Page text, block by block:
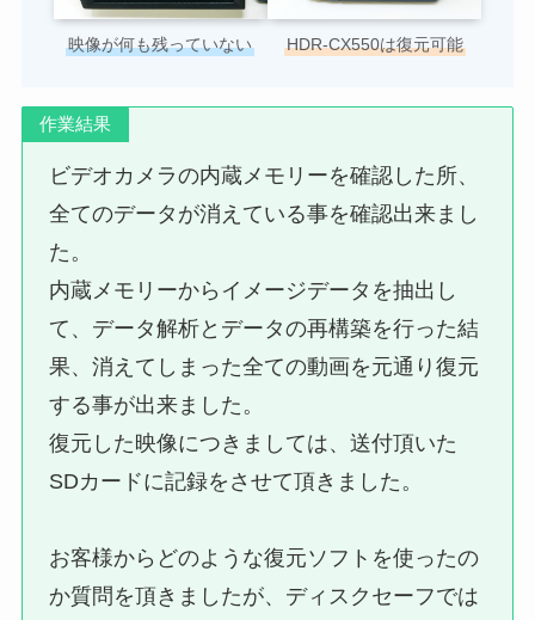
映像が何も残っていない HDR-CX550は復元可能
作業結果
ビデオカメラの内蔵メモリーを確認した所、
全てのデータが消えている事を確認出来まし
た。
内蔵メモリーからイメージデータを抽出し
て、データ解析とデータの再構築を行った結
果、消えてしまった全ての動画を元通り復元
する事が出来ました。
復元した映像につきましては、送付頂いた
SDカードに記録をさせて頂きました。
お客様からどのような復元ソフトを使ったの
か質問を頂きましたが、ディスクセーフでは